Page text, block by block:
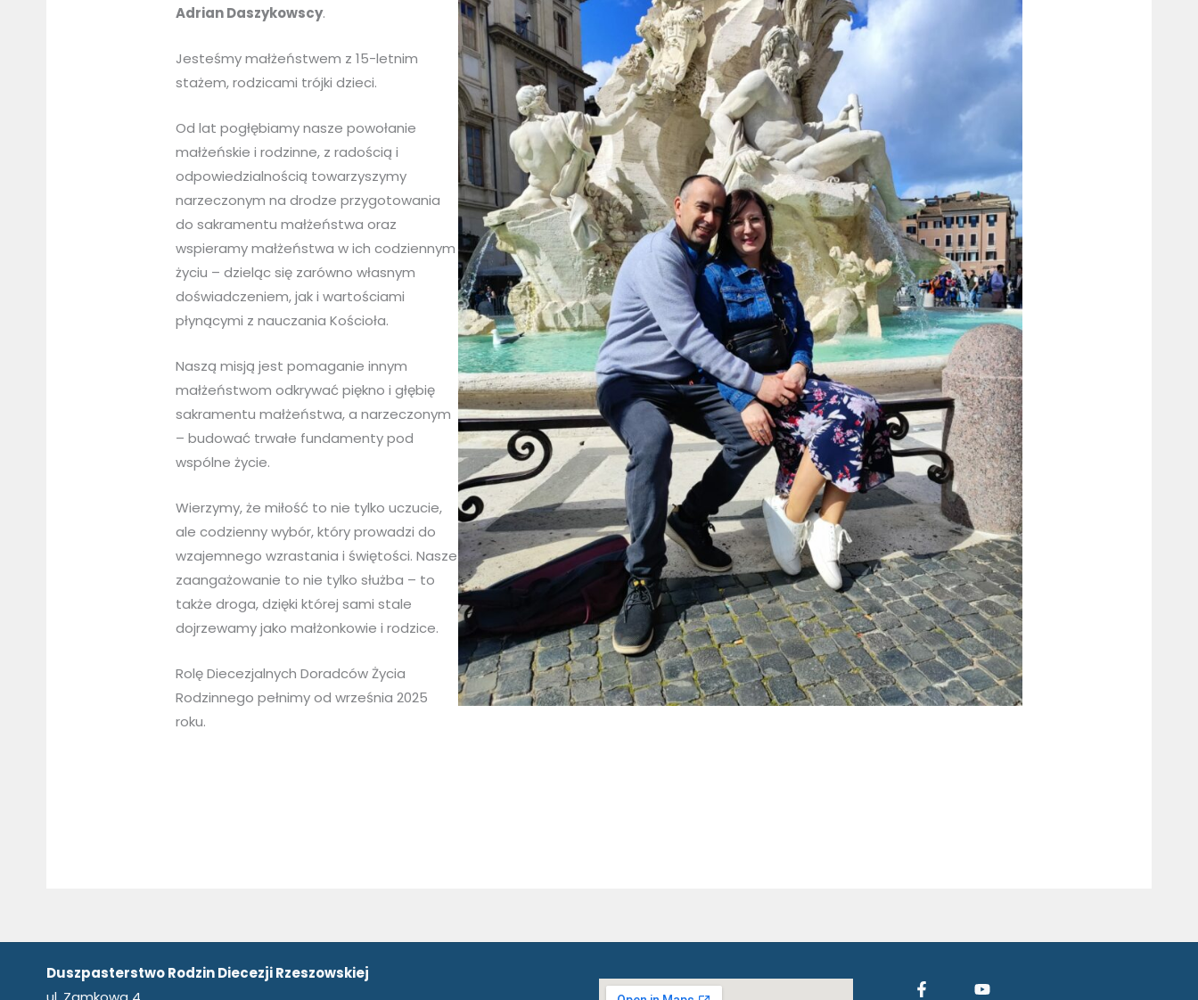
Adrian Daszykowscy.
Jesteśmy małżeństwem z 15-letnim
stażem, rodzicami trójki dzieci.
Od lat pogłębiamy nasze powołanie
małżeńskie i rodzinne, z radością i
odpowiedzialnością towarzyszymy
narzeczonym na drodze przygotowania
do sakramentu małżeństwa oraz
wspieramy małżeństwa w ich codziennym
życiu – dzieląc się zarówno własnym
doświadczeniem, jak i wartościami
płynącymi z nauczania Kościoła.
Naszą misją jest pomaganie innym
małżeństwom odkrywać piękno i głębię
sakramentu małżeństwa, a narzeczonym
– budować trwałe fundamenty pod
wspólne życie.
Wierzymy, że miłość to nie tylko uczucie,
ale codzienny wybór, który prowadzi do
wzajemnego wzrastania i świętości. Nasze
zaangażowanie to nie tylko służba – to
także droga, dzięki której sami stale
dojrzewamy jako małżonkowie i rodzice.
Rolę Diecezjalnych Doradców Życia
Rodzinnego pełnimy od września 2025
roku.
Duszpasterstwo Rodzin Diecezji Rzeszowskiej